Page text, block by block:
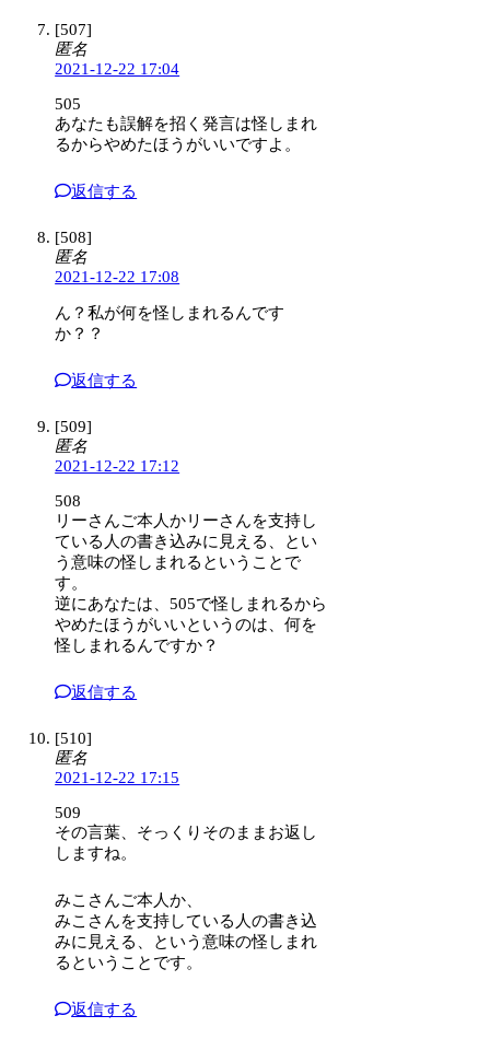
[507]
匿名
2021-12-22 17:04
505
あなたも誤解を招く発言は怪しまれ
るからやめたほうがいいですよ。
返信する
[508]
匿名
2021-12-22 17:08
ん？私が何を怪しまれるんです
か？？
返信する
[509]
匿名
2021-12-22 17:12
508
リーさんご本人かリーさんを支持し
ている人の書き込みに見える、とい
う意味の怪しまれるということで
す。
逆にあなたは、505で怪しまれるから
やめたほうがいいというのは、何を
怪しまれるんですか？
返信する
[510]
匿名
2021-12-22 17:15
509
その言葉、そっくりそのままお返し
しますね。
みこさんご本人か、
みこさんを支持している人の書き込
みに見える、という意味の怪しまれ
るということです。
返信する